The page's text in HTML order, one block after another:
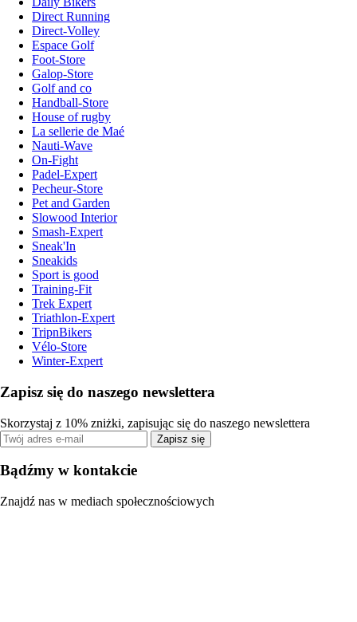
Direct Running
Direct-Volley
Espace Golf
Foot-Store
Galop-Store
Golf and co
Handball-Store
House of rugby
La sellerie de Maé
Nauti-Wave
On-Fight
Padel-Expert
Pecheur-Store
Pet and Garden
Slowood Interior
Smash-Expert
Sneak'In
Sneakids
Sport is good
Training-Fit
Trek Expert
Triathlon-Expert
TripnBikers
Vélo-Store
Winter-Expert
Zapisz się do naszego newslettera
Skorzystaj z 10% zniżki, zapisując się do naszego newslettera
Zapisz się
Bądźmy w kontakcie
Znajdź nas w mediach społecznościowych